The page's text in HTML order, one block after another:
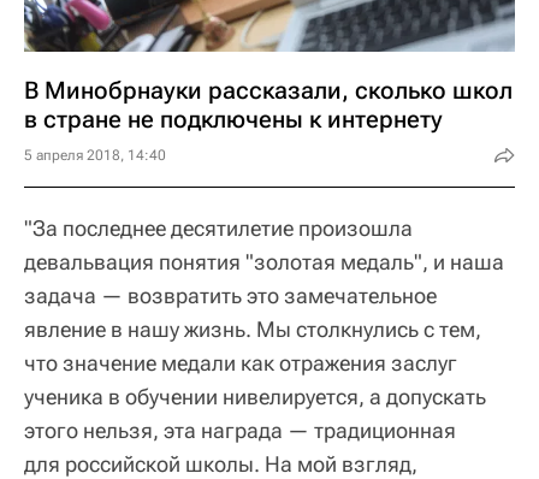
В Минобрнауки рассказали, сколько школ
в стране не подключены к интернету
5 апреля 2018, 14:40
"За последнее десятилетие произошла
девальвация понятия "золотая медаль", и наша
задача — возвратить это замечательное
явление в нашу жизнь. Мы столкнулись с тем,
что значение медали как отражения заслуг
ученика в обучении нивелируется, а допускать
этого нельзя, эта награда — традиционная
для российской школы. На мой взгляд,